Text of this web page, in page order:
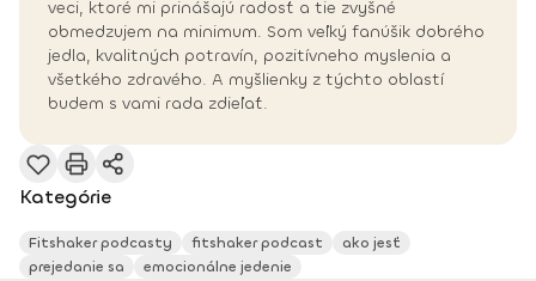
veci, ktoré mi prinášajú radosť a tie zvyšné
obmedzujem na minimum. Som veľký fanúšik dobrého
jedla, kvalitných potravín, pozitívneho myslenia a
všetkého zdravého. A myšlienky z týchto oblastí
budem s vami rada zdieľať.
Kategórie
Fitshaker podcasty fitshaker podcast
ako jesť
prejedanie sa
emocionálne jedenie